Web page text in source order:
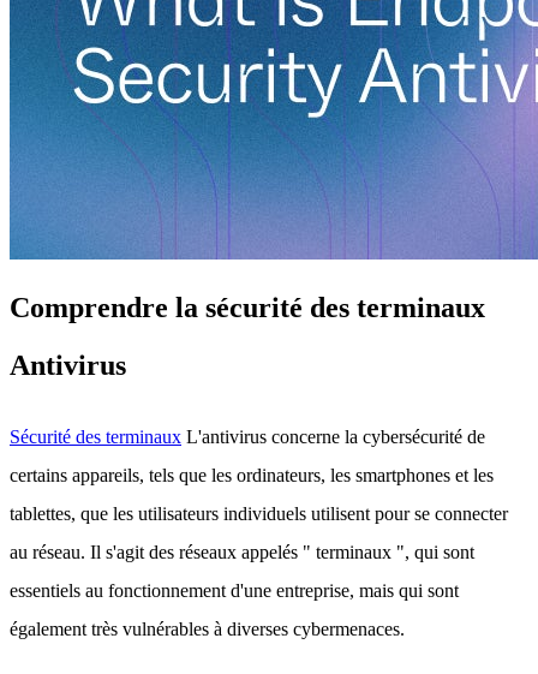
Comprendre la sécurité des terminaux
Antivirus
Sécurité des terminaux L'antivirus concerne la cybersécurité de
certains appareils, tels que les ordinateurs, les smartphones et les
tablettes, que les utilisateurs individuels utilisent pour se connecter
au réseau. Il s'agit des réseaux appelés " terminaux ", qui sont
essentiels au fonctionnement d'une entreprise, mais qui sont
également très vulnérables à diverses cybermenaces.